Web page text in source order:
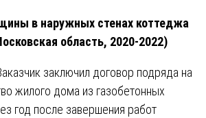
в наружных стенах коттеджа
область, 2020-2022)
заключил договор подряда на
жилого дома из газобетонных
год после завершения работ